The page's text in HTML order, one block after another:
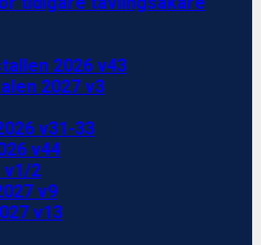
2026 v43
2027 v3
v31-33
v44
v1/2
v9
v13